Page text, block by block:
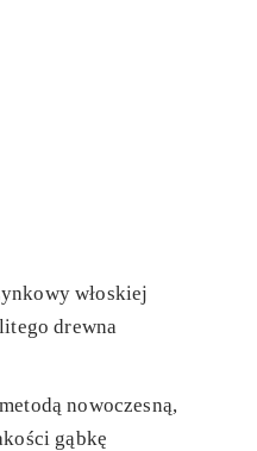
włoskiej
drewna
nowoczesną,
gąbkę